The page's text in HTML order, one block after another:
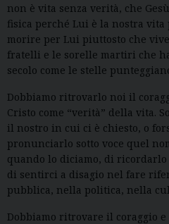
non è vita senza verità, che
fisica perché Lui è la nostra vita
morire per Lui piuttosto che
fratelli e le sorelle martiri che
secolo come le stelle
Dobbiamo ritrovarlo noi il
Cristo come “verità” della vita.
il nostro in cui ci è chiesto, o
pronunciarlo sotto voce quel
quando lo diciamo, di
di sentirci a disagio nel fare
pubblica, nella politica, nella
Dobbiamo ritrovare il coraggio